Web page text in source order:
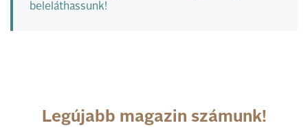
beleláthassunk!
Legújabb magazin számunk!